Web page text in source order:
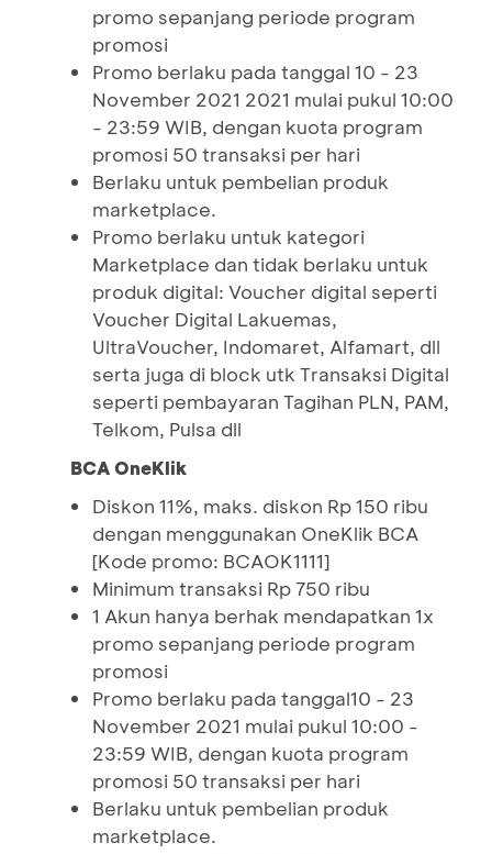
promo sepanjang periode program
promosi
Promo berlaku pada tanggal 10 - 23
November 2021 2021 mulai pukul 10:00
- 23:59 WIB, dengan kuota program
promosi 50 transaksi per hari
Berlaku untuk pembelian produk
marketplace.
Promo berlaku untuk kategori
Marketplace dan tidak berlaku untuk
produk digital: Voucher digital seperti
Voucher Digital Lakuemas,
UltraVoucher, Indomaret, Alfamart, dll
serta juga di block utk Transaksi Digital
seperti pembayaran Tagihan PLN, PAM,
Telkom, Pulsa dll
BCA OneKlik
Diskon 11%, maks. diskon Rp 150 ribu
dengan menggunakan OneKlik BCA
[Kode promo: BCAOK1111]
Minimum transaksi Rp 750 ribu
1 Akun hanya berhak mendapatkan 1x
promo sepanjang periode program
promosi
Promo berlaku pada tanggal10 - 23
November 2021 mulai pukul 10:00 -
23:59 WIB, dengan kuota program
promosi 50 transaksi per hari
Berlaku untuk pembelian produk
marketplace.